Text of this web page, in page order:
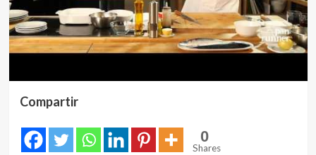
Compartir
0
Shares